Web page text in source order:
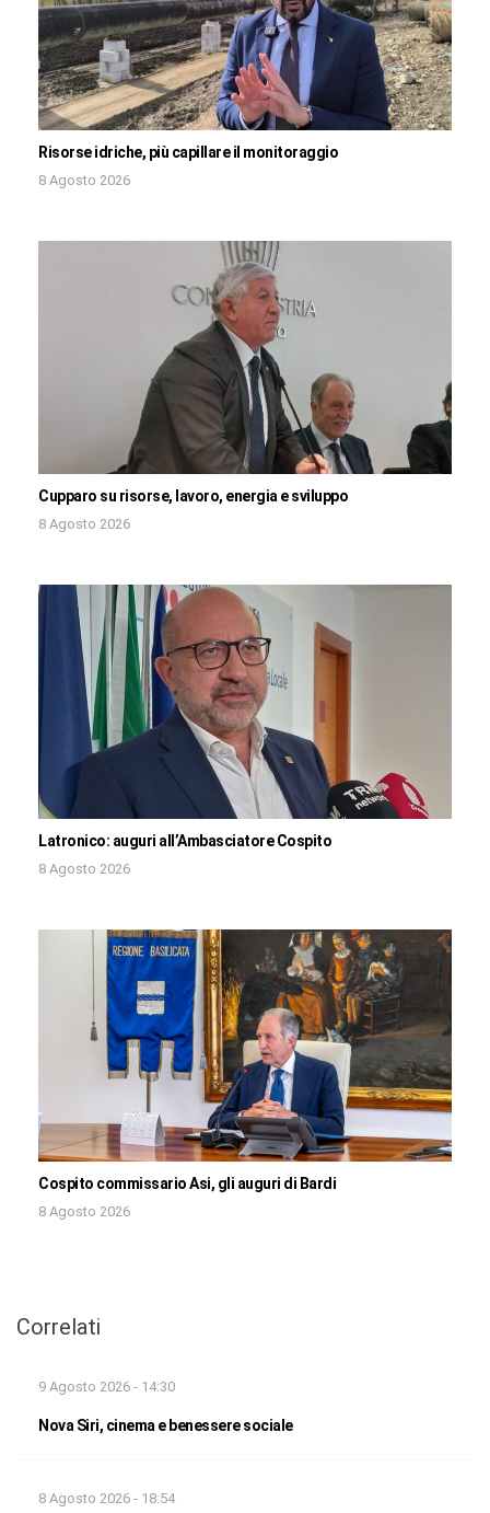
Risorse idriche, più capillare il monitoraggio
8 Agosto 2026
Cupparo su risorse, lavoro, energia e sviluppo
8 Agosto 2026
Latronico: auguri all’Ambasciatore Cospito
8 Agosto 2026
Cospito commissario Asi, gli auguri di Bardi
8 Agosto 2026
Correlati
9 Agosto 2026 - 14:30
Nova Siri, cinema e benessere sociale
8 Agosto 2026 - 18:54